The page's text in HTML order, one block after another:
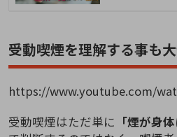
受動喫煙を理解する事も
https://www.youtube.com/
受動喫煙はただ単に 「煙が身